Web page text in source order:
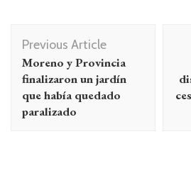
Navegación
de
entradas
Previous Article
Moreno y Provincia
finalizaron un jardín
que había quedado
paralizado